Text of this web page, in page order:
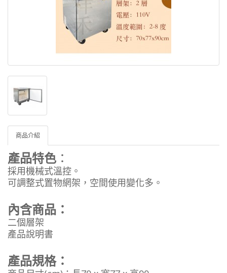
商品介紹
產品特色 ：
採用機械式溫控。
可調整式置物網架，空間使用變化多。
內含商品：
二個層架
產品說明書
產品規格：